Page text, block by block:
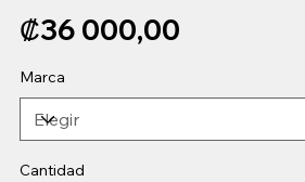
Precio
₡36 000,00
Marca
Cantidad